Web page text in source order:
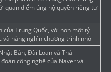
quan điểm ủng hộ quyền riêng tư
của Trung Quốc, với hơn một tỷ
và hàng nghìn chương trình nhỏ
Bản, Đài Loan và Thái
công nghệ của Naver và